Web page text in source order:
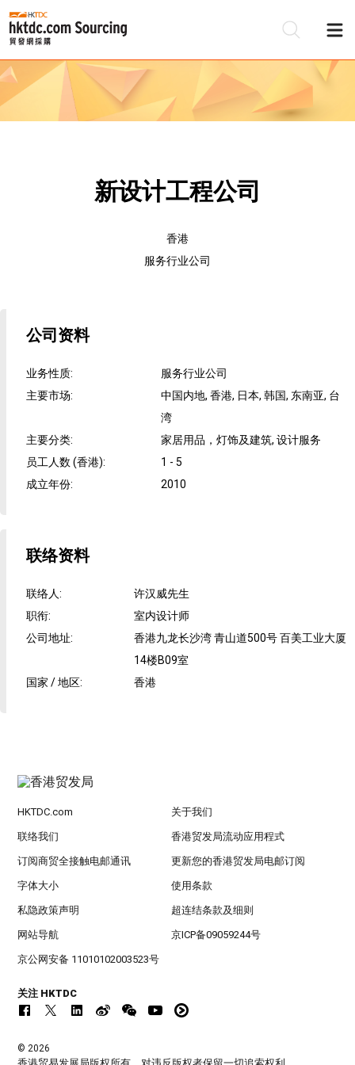
新设计工程公司
香港
服务行业公司
公司资料
业务性质:
服务行业公司
主要市场:
中国内地, 香港, 日本, 韩国, 东南亚, 台
湾
主要分类:
家居用品，灯饰及建筑, 设计服务
员工人数 (香港):
1 - 5
成立年份: 2010
联络资料
联络人:
许汉威先生
职衔:
室内设计师
公司地址:
香港九龙长沙湾 青山道500号 百美工业大厦
14楼B09室
国家 / 地区: 香港
HKTDC.com 关于我们
联络我们 香港贸发局流动应用程式
订阅商贸全接触电邮通讯 更新您的香港贸发局电邮订阅
字体大小 使用条款
私隐政策声明 超连结条款及细则
网站导航 京ICP备09059244号
京公网安备 11010102003523号
关注 HKTDC
© 2026